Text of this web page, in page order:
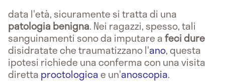
data l'età, sicuramente si tratta di una
patologia benigna. Nei ragazzi, spesso, tali
sanguinamenti sono da imputare afeci dure
disidratate che traumatizzano l'ano, questa
ipotesi richiede una conferma con una visita
diretta proctologicae un'anoscopia.